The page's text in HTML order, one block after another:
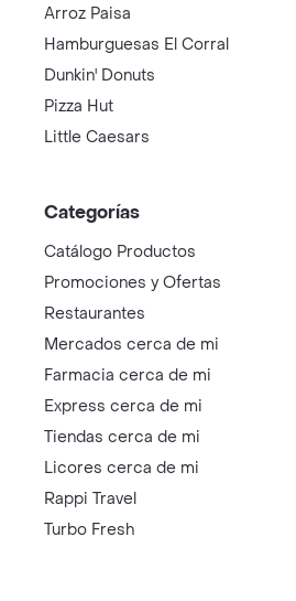
Arroz Paisa
Hamburguesas El Corral
Dunkin' Donuts
Pizza Hut
Little Caesars
Categorías
Catálogo Productos
Promociones y Ofertas
Restaurantes
Mercados cerca de mi
Farmacia cerca de mi
Express cerca de mi
Tiendas cerca de mi
Licores cerca de mi
Rappi Travel
Turbo Fresh